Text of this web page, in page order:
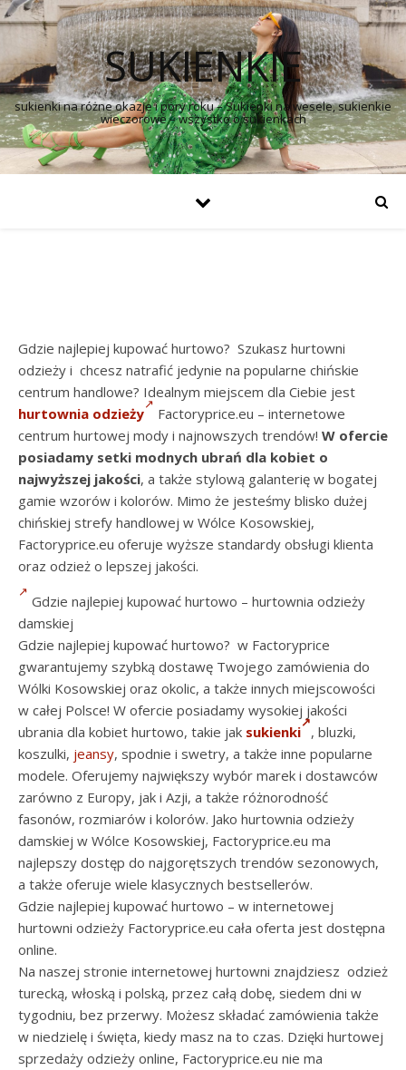
SUKIENKIE
sukienki na różne okazje i pory roku – Sukienki na wesele, sukienkie
wieczorowe – wszystko o sukienkach
Gdzie najlepiej kupować hurtowo? Szukasz hurtowni
odzieży i chcesz natrafić jedynie na popularne chińskie
centrum handlowe? Idealnym miejscem dla Ciebie jest
hurtownia odzieży
Factoryprice.eu – internetowe
centrum hurtowej mody i najnowszych trendów! W ofercie
posiadamy setki modnych ubrań dla kobiet o
najwyższej jakości, a także stylową galanterię w bogatej
gamie wzorów i kolorów. Mimo że jesteśmy blisko dużej
chińskiej strefy handlowej w Wólce Kosowskiej,
Factoryprice.eu oferuje wyższe standardy obsługi klienta
oraz odzież o lepszej jakości.
Gdzie najlepiej kupować hurtowo – hurtownia odzieży
damskiej
Gdzie najlepiej kupować hurtowo? w Factoryprice
gwarantujemy szybką dostawę Twojego zamówienia do
Wólki Kosowskiej oraz okolic, a także innych miejscowości
w całej Polsce! W ofercie posiadamy wysokiej jakości
ubrania dla kobiet hurtowo, takie jak sukienki , bluzki,
koszulki, jeansy, spodnie i swetry, a także inne popularne
modele. Oferujemy największy wybór marek i dostawców
zarówno z Europy, jak i Azji, a także różnorodność
fasonów, rozmiarów i kolorów. Jako hurtownia odzieży
damskiej w Wólce Kosowskiej, Factoryprice.eu ma
najlepszy dostęp do najgorętszych trendów sezonowych,
a także oferuje wiele klasycznych bestsellerów.
Gdzie najlepiej kupować hurtowo – w internetowej
hurtowni odzieży Factoryprice.eu cała oferta jest dostępna
online.
Na naszej stronie internetowej hurtowni znajdziesz odzież
turecką, włoską i polską, przez całą dobę, siedem dni w
tygodniu, bez przerwy. Możesz składać zamówienia także
w niedzielę i święta, kiedy masz na to czas. Dzięki hurtowej
sprzedaży odzieży online, Factoryprice.eu nie ma